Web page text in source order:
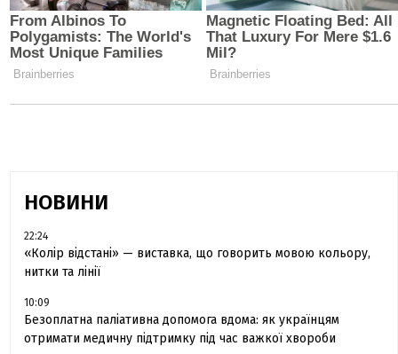
НОВИНИ
22:24
«Колір відстані» — виставка, що говорить мовою кольору,
нитки та лінії
10:09
Безоплатна паліативна допомога вдома: як українцям
отримати медичну підтримку під час важкої хвороби